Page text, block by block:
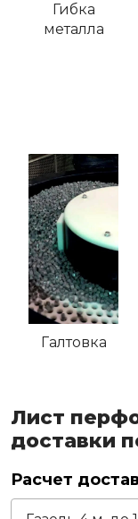
Гибка
металла
Галтовка
Лист
доставки
Расчет